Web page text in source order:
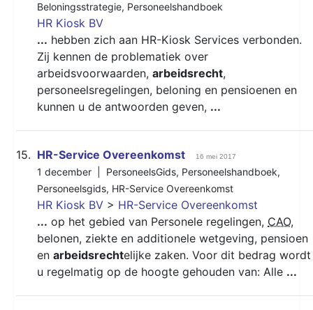
Beloningsstrategie, Personeelshandboek
HR Kiosk BV
... hebben zich aan HR-Kiosk Services verbonden.
Zij kennen de problematiek over
arbeidsvoorwaarden, arbeidsrecht,
personeelsregelingen, beloning en pensioenen en
kunnen u de antwoorden geven, ...
15. HR-Service Overeenkomst 16 mei 2017
1 december | PersoneelsGids, Personeelshandboek,
Personeelsgids, HR-Service Overeenkomst
HR Kiosk BV > HR-Service Overeenkomst
... op het gebied van Personele regelingen, CAO,
belonen, ziekte en additionele wetgeving, pensioen
en arbeidsrechtelijke zaken. Voor dit bedrag wordt
u regelmatig op de hoogte gehouden van: Alle ...